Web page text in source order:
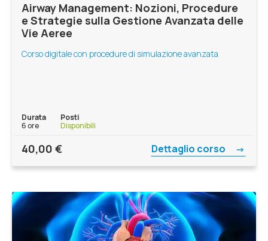
Airway Management: Nozioni, Procedure
e Strategie sulla Gestione Avanzata delle
Vie Aeree
Corso digitale con procedure di simulazione avanzata
Durata
6 ore
Posti
Disponibili
40,00 € Dettaglio corso